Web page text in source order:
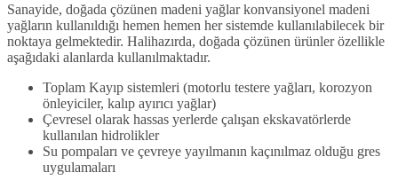
Sanayide, doğada çözünen madeni yağlar konvansiyonel madeni
yağların kullanıldığı hemen hemen her sistemde kullanılabilecek bir
noktaya gelmektedir. Halihazırda, doğada çözünen ürünler özellikle
aşağıdaki alanlarda kullanılmaktadır.
Toplam Kayıp sistemleri (motorlu testere yağları, korozyon
önleyiciler, kalıp ayırıcı yağlar)
Çevresel olarak hassas yerlerde çalışan ekskavatörlerde
kullanılan hidrolikler
Su pompaları ve çevreye yayılmanın kaçınılmaz olduğu gres
uygulamaları